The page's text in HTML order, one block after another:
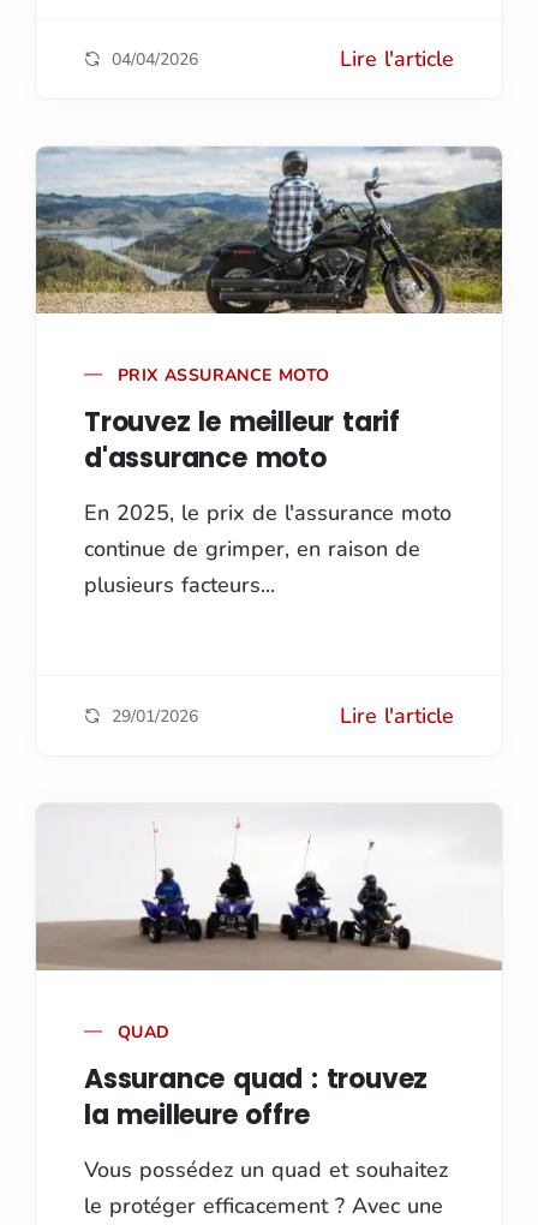
04/04/2026 Lire l'article
PRIX ASSURANCE MOTO
Trouvez le meilleur tarif
d'assurance moto
En 2025, le prix de l'assurance moto
continue de grimper, en raison de
plusieurs facteurs...
29/01/2026 Lire l'article
QUAD
Assurance quad : trouvez
la meilleure offre
Vous possédez un quad et souhaitez
le protéger efficacement ? Avec une